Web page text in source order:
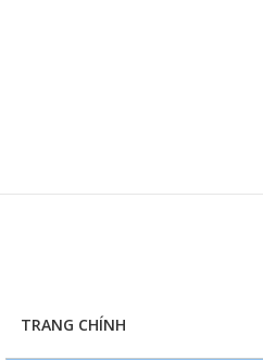
TRANG CHÍNH